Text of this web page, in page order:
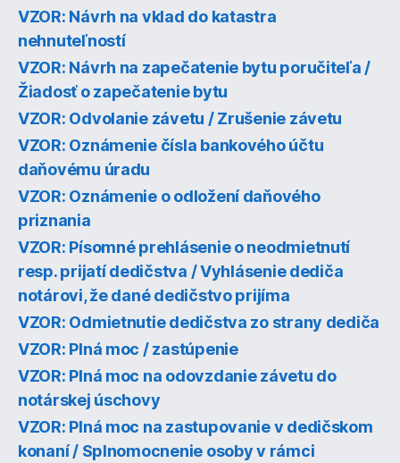
VZOR: Návrh na vklad do katastra
nehnuteľností
VZOR: Návrh na zapečatenie bytu poručiteľa /
Žiadosť o zapečatenie bytu
VZOR: Odvolanie závetu / Zrušenie závetu
VZOR: Oznámenie čísla bankového účtu
daňovému úradu
VZOR: Oznámenie o odložení daňového
priznania
VZOR: Písomné prehlásenie o neodmietnutí
resp. prijatí dedičstva / Vyhlásenie dediča
notárovi, že dané dedičstvo prijíma
VZOR: Odmietnutie dedičstva zo strany dediča
VZOR: Plná moc / zastúpenie
VZOR: Plná moc na odovzdanie závetu do
notárskej úschovy
VZOR: Plná moc na zastupovanie v dedičskom
konaní / Splnomocnenie osoby v rámci